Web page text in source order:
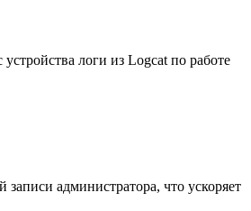
логи из Logcat по работе
администратора, что ускоряет